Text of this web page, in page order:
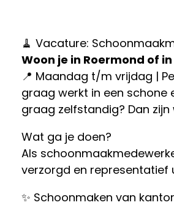
🧹 Vacature:
Woon je in Roermond of
📍 Maandag t/m vrijdag |
graag werkt in een schone
graag zelfstandig? Dan
Wat ga je doen?
Als
verzorgd en representatief
✨ Schoonmaken van